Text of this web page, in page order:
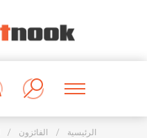
الرئيسية / الفائزون /